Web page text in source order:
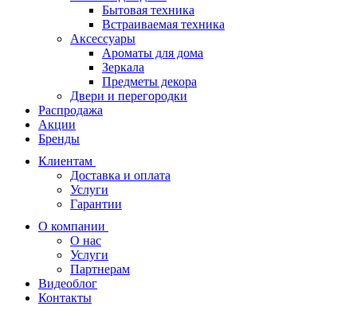
Бытовая техника
Встраиваемая техника
Аксессуары
Ароматы для дома
Зеркала
Предметы декора
Двери и перегородки
Распродажа
Акции
Бренды
Клиентам
Доставка и оплата
Услуги
Гарантии
О компании
О нас
Услуги
Партнерам
Видеоблог
Контакты